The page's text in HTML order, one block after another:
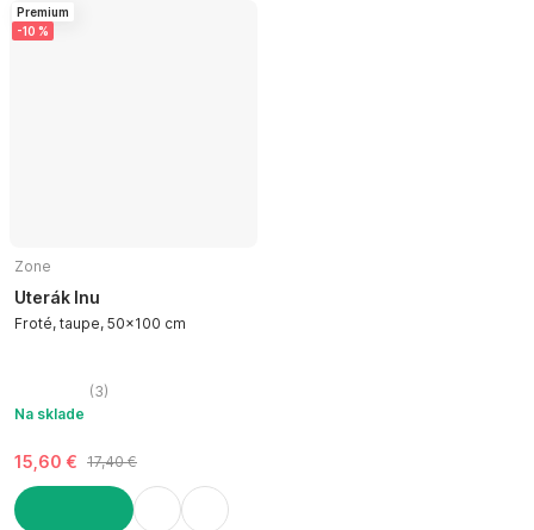
Premium
-10 %
Zone
Uterák Inu
Froté, taupe, 50x100 cm
(3)
Na sklade
15,60 € 17,40 €